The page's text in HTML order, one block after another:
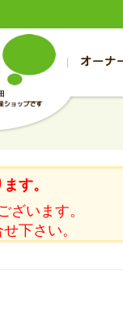
万円
万円
万円
帯広の
万円
万円
万円
旭川の
オーナ
お客様の声
入居者様ページ
す。
ざいます。
下さい。